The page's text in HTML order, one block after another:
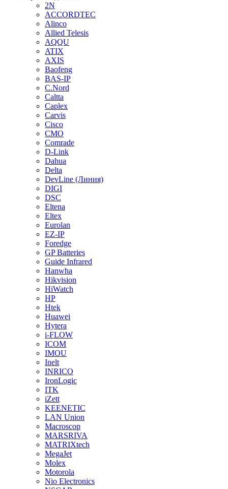
2N
ACCORDTEC
Alinco
Allied Telesis
AQQU
ATIX
AXIS
Baofeng
BAS-IP
C.Nord
Caltta
Caplex
Carvis
Cisco
CMO
Comrade
D-Link
Dahua
Delta
DevLine (Линия)
DIGI
DSC
Eltena
Eltex
Eurolan
EZ-IP
Foredge
GP Batteries
Guide Infrared
Hanwha
Hikvision
HiWatch
HP
Htek
Huawei
Hytera
i-FLOW
ICOM
IMOU
Inelt
INRICO
IronLogic
ITK
iZett
KEENETIC
LAN Union
Macroscop
MARSRIVA
MATRIXtech
MegaJet
Molex
Motorola
Nio Electronics